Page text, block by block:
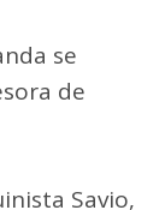
se
de
Savio,